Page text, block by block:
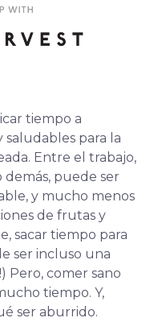
tiempo a
saludables para la
Entre el trabajo,
demás, puede ser
y mucho menos
de frutas y
sacar tiempo para
ser incluso una
Pero, comer sano
tiempo. Y,
ser aburrido.